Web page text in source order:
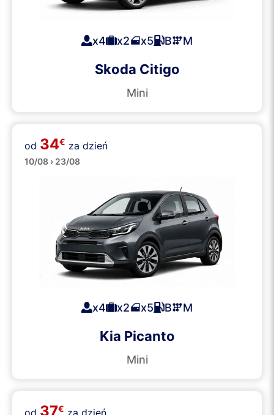
x4 x2 x5 B M
Skoda Citigo
Mini
Małe
od 34€ za dzień
10/08 › 23/08
x4 x2 x5 B M
Kia Picanto
Mini
od 37€ za dzień